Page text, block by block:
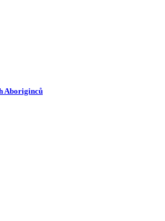
Aboriginců